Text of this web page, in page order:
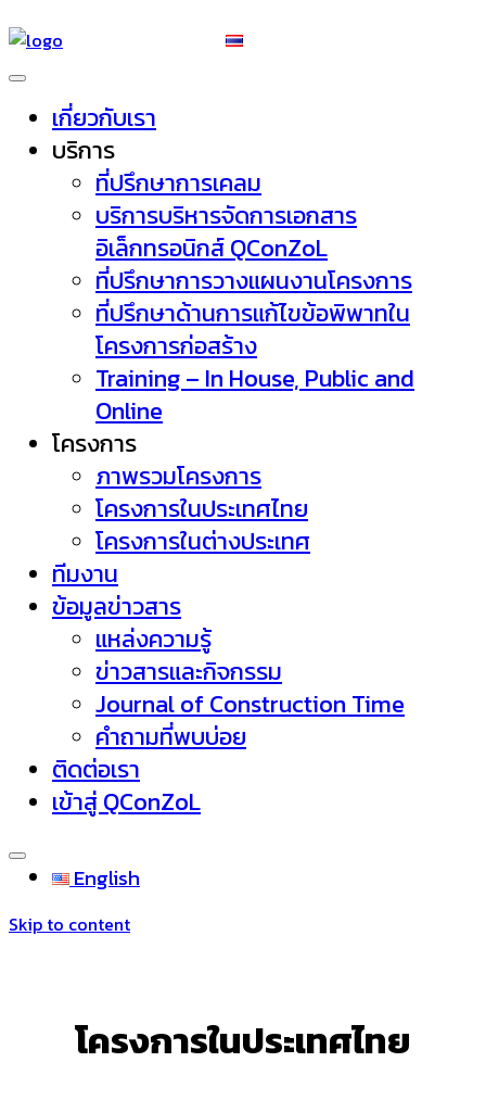
เกี่ยวกับเรา
บริการ
ที่ปรึกษาการเคลม
บริการบริหารจัดการเอกสาร
อิเล็กทรอนิกส์ QConZoL
ที่ปรึกษาการวางแผนงานโครงการ
ที่ปรึกษาด้านการแก้ไขข้อพิพาทใน
โครงการก่อสร้าง
Training – In House, Public and
Online
โครงการ
ภาพรวมโครงการ
โครงการในประเทศไทย
โครงการในต่างประเทศ
ทีมงาน
ข้อมูลข่าวสาร
แหล่งความรู้
ข่าวสารและกิจกรรม
Journal of Construction Time
คำถามที่พบบ่อย
ติดต่อเรา
เข้าสู่ QConZoL
English
Skip to content
โครงการในประเทศไทย